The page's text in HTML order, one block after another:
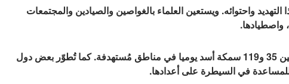
واحتوائه. ويستعين العلماء بالغواصين والصيادين والمجتمعات
واصطيادها.
وقد اصطاد غواصون مُدرَّبون في قبرص ما بين 35 و119 سمكة أسد يوميا في مناطق مُستهدفة. كما تُطوّر بعض دول
في السيطرة على أعدادها.